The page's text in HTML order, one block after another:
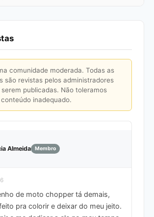
comunidade moderada. Todas as
são revistas pelos administradores
publicadas. Não toleramos
inadequado.
Almeida Membro
de moto chopper tá demais,
pra colorir e deixar do meu jeito.